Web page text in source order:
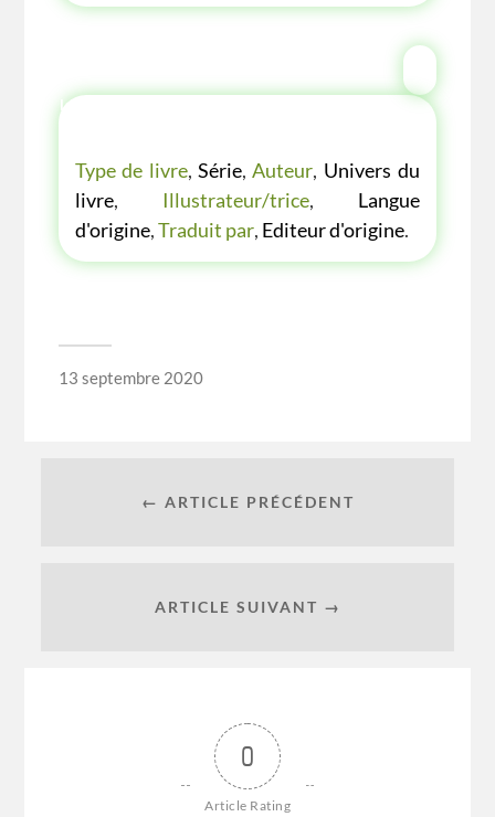
LES P'TITES LISTES DES BIBLIOTHÈQUE
Type de livre, Série, Auteur, Univers du
livre, Illustrateur/trice, Langue
d'origine,Traduit par, Editeur d'origine.
13 septembre 2020
← ARTICLE PRÉCÉDENT
ARTICLE SUIVANT →
0
Article Rating